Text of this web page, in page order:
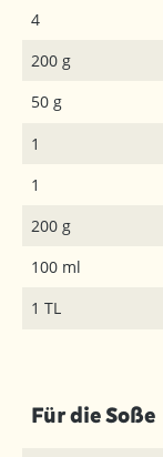
4
200 g
50 g
1
1
200 g
100 ml
1 TL
Für die Soße